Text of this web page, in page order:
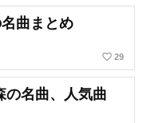
曲まとめ
favorite_border 29
の名曲、人気曲